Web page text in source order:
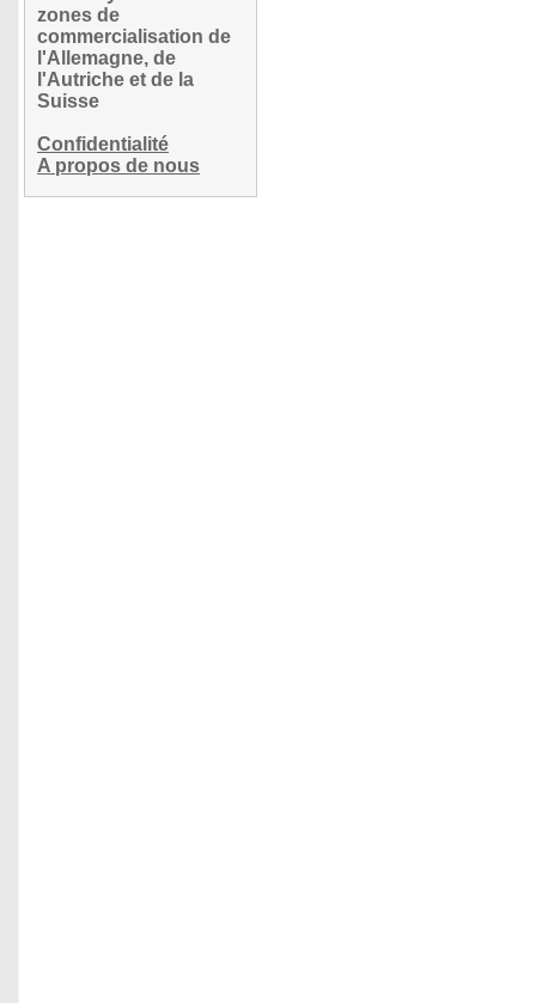
zones de
commercialisation de
l'Allemagne, de
l'Autriche et de la
Suisse
Confidentialité
A propos de nous